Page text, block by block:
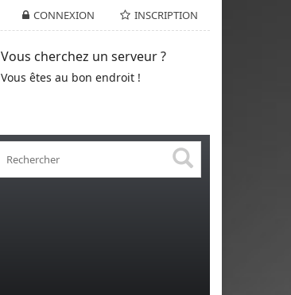
CONNEXION INSCRIPTION
Vous cherchez un serveur ?
Vous êtes au bon endroit !